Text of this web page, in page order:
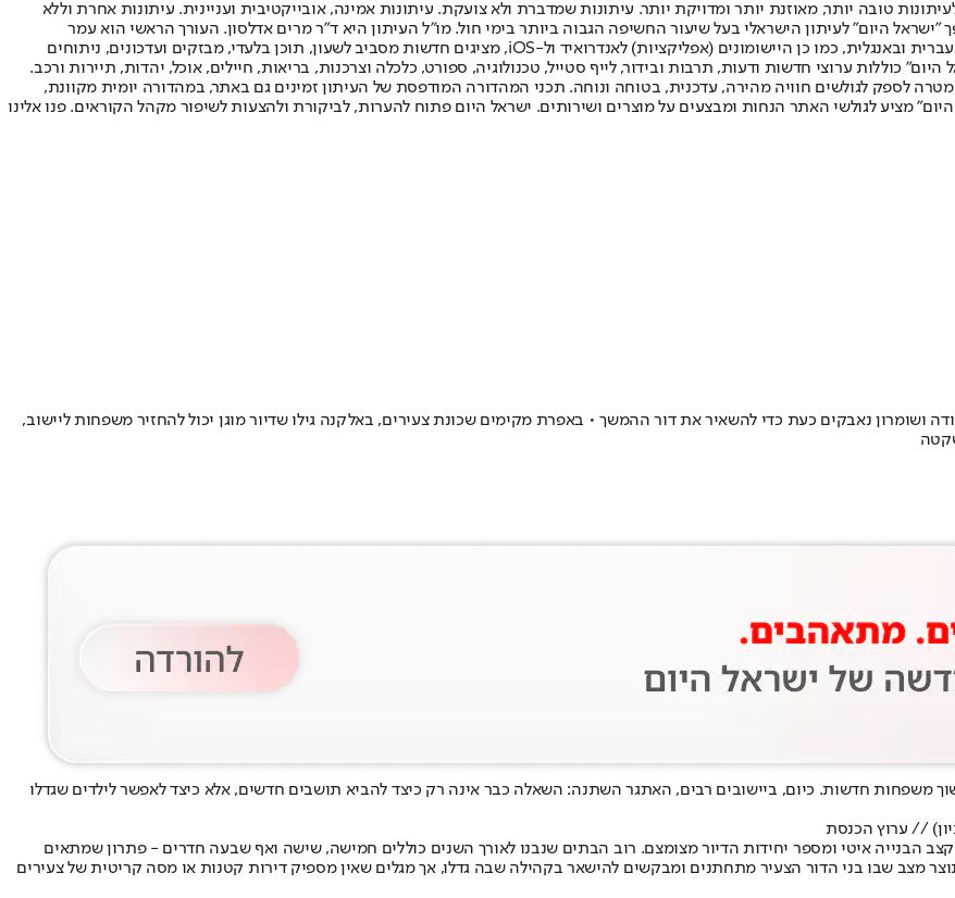
טובה יותר, מאוזנת יותר ומדויקת יותר. עיתונות שמדברת ולא צועקת. עיתונות אמינה, אובייקטיבית ועניינית. עיתונות אחרת וללא
המהדורה המודפסת הראשונה פורסמה ב-30 ביולי 2007, וב-2010 הפך "ישראל היום" לעיתון הישראלי בעל שיעור החשיפה הגבוה ביותר בימי חול. מו"ל העיתון היא ד"ר מרים אדלסון. העורך הראשי הוא עמר
לחמנוביץ, והעורך המייסד הוא עמוס רגב. אתרי האינטרנט של "ישראל היום" בעברית ובאנגלית, כמו כן היישומונים (אפליקציות) לאנדרואיד ול-iOS, מציגים חדשות מסביב לשעון, תוכן בלעדי, מבזקים ועדכונים, ניתוחים
כוללות ערוצי חדשות ודעות, תרבות ובידור, לייף סטייל, טכנולוגיה, ספורט, כלכלה וצרכנות, בריאות, חיילים, אוכל, יהדות, תיירות ורכב.
במטרה לספק לגולשים חוויה מהירה, עדכנית, בטוחה ונוחה. תכני המהדורה המודפסת של העיתון זמינים גם באתר, במהדורה יומית מקוונת,
מציע לגולשי האתר הנחות ומבצעים על מוצרים ושירותים. ישראל היום פתוח להערות, לביקורת ולהצעות לשיפור מקהל הקוראים. פנו אלינו
נאבקים כעת כדי להשאיר את דור ההמשך • באפרת מקימים שכונת צעירים, באלקנה גילו שדיור מוגן יכול להחזיר משפחות ליישוב,
משפחות חדשות. כיום, ביישובים רבים, האתגר השתנה: השאלה כבר אינה רק כיצד להביא תושבים חדשים, אלא כיצד לאפשר לילדים שגדלו
// ערוץ הכנסת
הבנייה איטי ומספר יחידות הדיור מצומצם. רוב הבתים שנבנו לאורך השנים כוללים חמישה, שישה ואף שבעה חדרים - פתרון שמתאים
מצב שבו בני הדור הצעיר מתחתנים ומבקשים להישאר בקהילה שבה גדלו, אך מגלים שאין מספיק דירות קטנות או מסה קריטית של צעירים